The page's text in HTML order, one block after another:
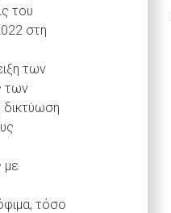
του
στη
των
των
δικτύωση
με
τόσο